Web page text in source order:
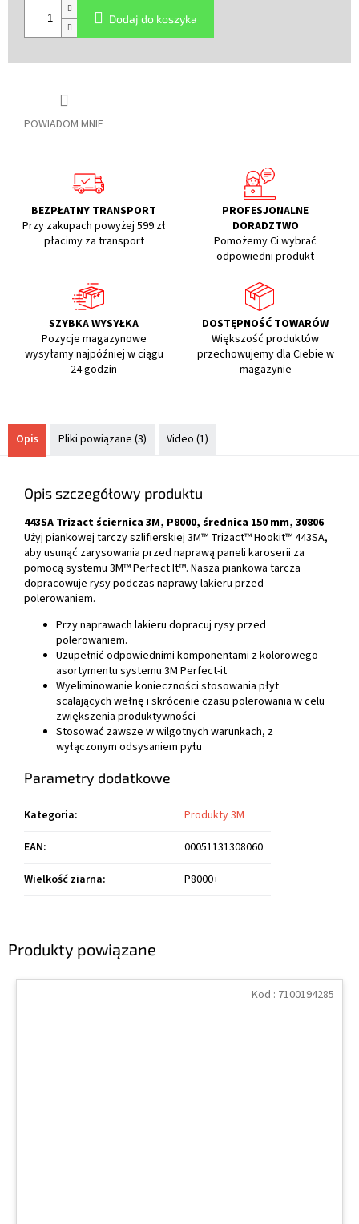
POWIADOM MNIE
jednostkowa:
Dodaj do koszyka
BEZPŁATNY TRANSPORT
Przy zakupach powyżej 599 zł
płacimy za transport
PROFESJONALNE
DORADZTWO
Pomożemy Ci wybrać
odpowiedni produkt
SZYBKA WYSYŁKA
Pozycje magazynowe
wysyłamy najpóźniej w ciągu
24 godzin
DOSTĘPNOŚĆ TOWARÓW
Większość produktów
przechowujemy dla Ciebie w
magazynie
Produkty powiązane
Kod : 7100194285
Opis Pliki powiązane (3) Video (1)
Opis szczegółowy produktu
443SA Trizact ściernica 3M, P8000, średnica 150 mm, 30806
Użyj piankowej tarczy szlifierskiej 3M™ Trizact™ Hookit™ 443SA,
aby usunąć zarysowania przed naprawą paneli karoserii za
pomocą systemu 3M™ Perfect It™. Nasza piankowa tarcza
dopracowuje rysy podczas naprawy lakieru przed
polerowaniem.
Przy naprawach lakieru dopracuj rysy przed
polerowaniem.
Uzupełnić odpowiednimi komponentami z kolorowego
asortymentu systemu 3M Perfect-it
Wyeliminowanie konieczności stosowania płyt
scalających wełnę i skrócenie czasu polerowania w celu
zwiększenia produktywności
Stosować zawsze w wilgotnych warunkach, z
wyłączonym odsysaniem pyłu
Parametry dodatkowe
Kategoria:
Produkty 3M
EAN:
00051131308060
Wielkość ziarna: P8000+